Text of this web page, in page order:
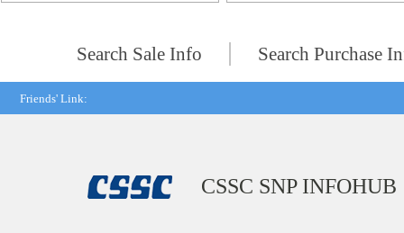
Search Sale Info Search Purchase
Friends' Link:
CSSC SNP INFOHUB